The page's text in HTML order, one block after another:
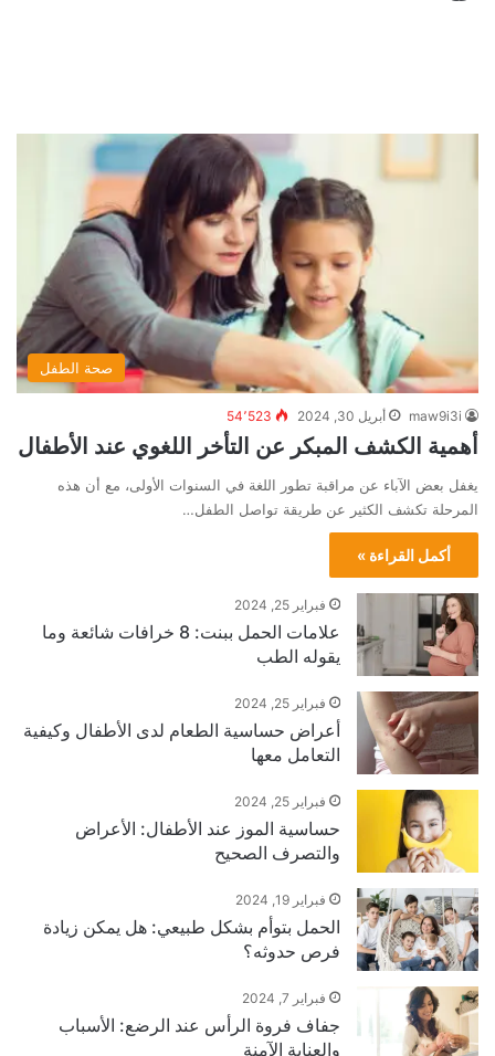
صحة الطفل
maw9i3i أبريل 30, 2024 54٬523
أهمية الكشف المبكر عن التأخر اللغوي عند الأطفال
يغفل بعض الآباء عن مراقبة تطور اللغة في السنوات الأولى، مع أن هذه
المرحلة تكشف الكثير عن طريقة تواصل الطفل…
أكمل القراءة »
فبراير 25, 2024
علامات الحمل ببنت: 8 خرافات شائعة وما
يقوله الطب
فبراير 25, 2024
أعراض حساسية الطعام لدى الأطفال وكيفية
التعامل معها
فبراير 25, 2024
حساسية الموز عند الأطفال: الأعراض
والتصرف الصحيح
فبراير 19, 2024
الحمل بتوأم بشكل طبيعي: هل يمكن زيادة
فرص حدوثه؟
فبراير 7, 2024
جفاف فروة الرأس عند الرضع: الأسباب
والعناية الآمنة